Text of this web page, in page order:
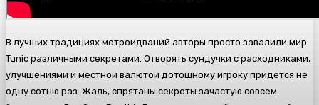
В лучших традициях метроидваний авторы просто завалили мир
Tunic различными секретами. Отворять сундучки с расходниками,
улучшениями и местной валютой дотошному игроку придется не
одну сотню раз. Жаль, спрятаны секреты зачастую совсем